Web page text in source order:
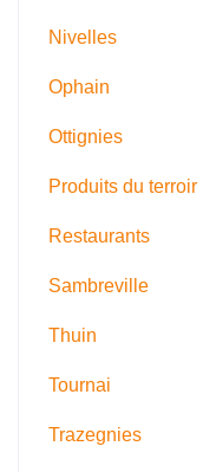
Nivelles
Ophain
Ottignies
Produits du terroir
Restaurants
Sambreville
Thuin
Tournai
Trazegnies